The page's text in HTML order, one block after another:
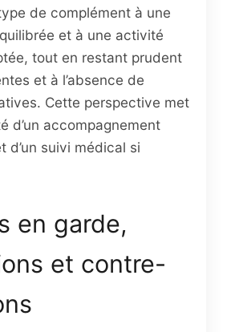
de complément à une
et à une activité
tout en restant prudent
et à l’absence de
Cette perspective met
d’un accompagnement
d’un suivi médical si
en garde,
et contre-